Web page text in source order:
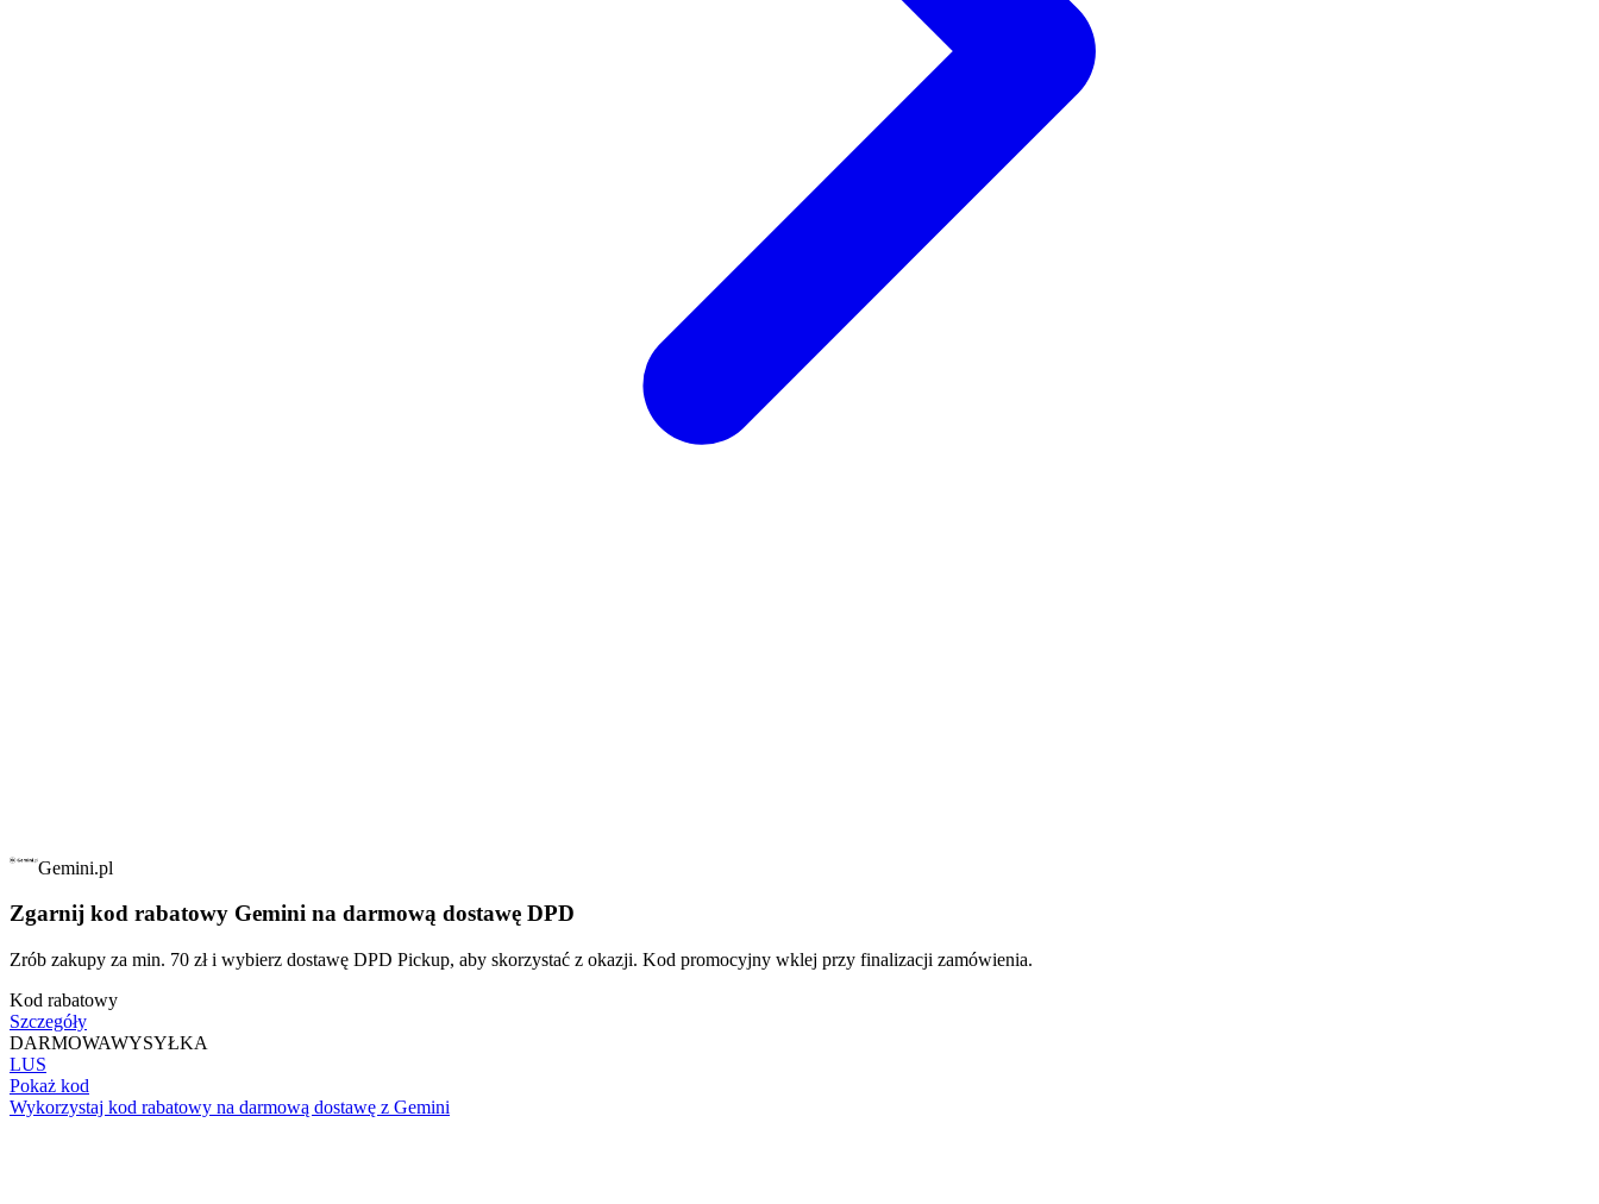
Gemini.pl
Zgarnij kod rabatowy Gemini na darmową dostawę DPD
Zrób zakupy za min. 70 zł i wybierz dostawę DPD Pickup, aby skorzystać z okazji. Kod promocyjny wklej przy finalizacji zamówienia.
Kod rabatowy
Szczegóły
DARMOWAWYSYŁKA
LUS
Pokaż kod
Wykorzystaj kod rabatowy na darmową dostawę z Gemini